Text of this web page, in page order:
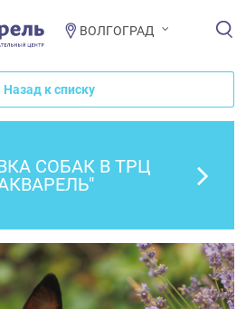
ВОЛГОГРАД
Назад к списку
СОБАК В ТРЦ